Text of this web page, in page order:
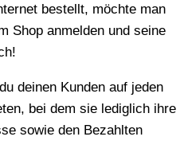
bestellt, möchte man
Shop anmelden und seine
deinen Kunden auf jeden
bei dem sie lediglich ihre
sowie den Bezahlten